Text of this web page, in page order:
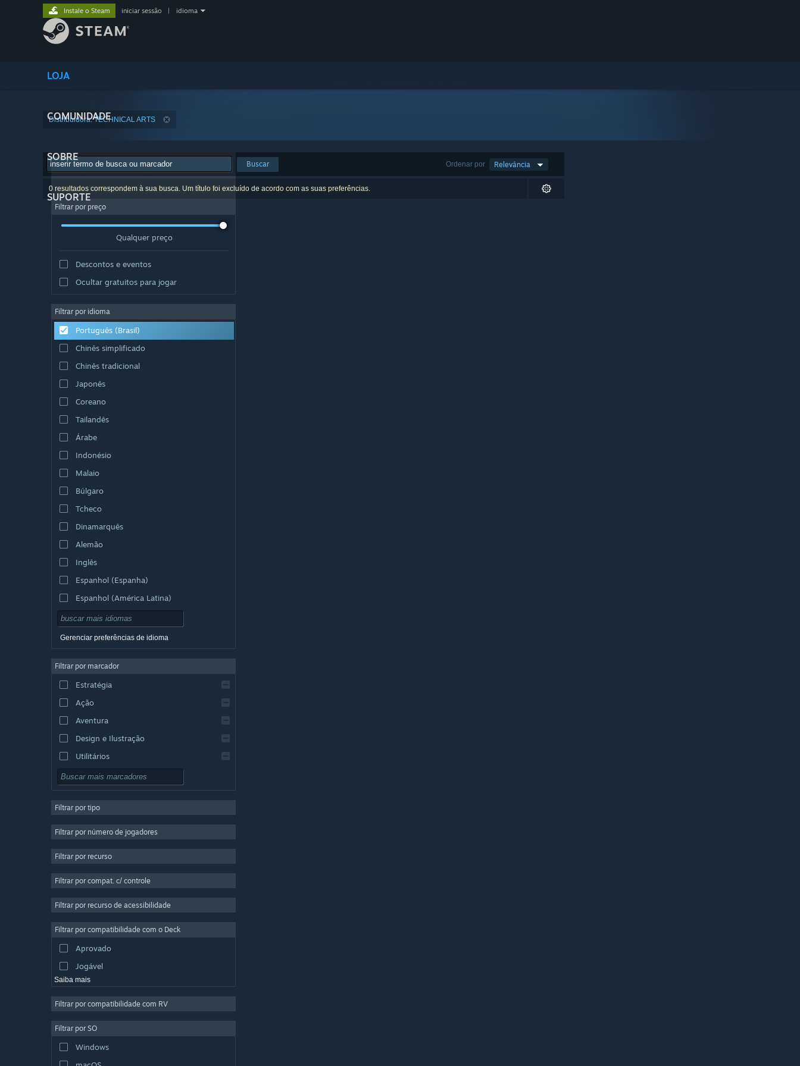
LOJA
COMUNIDADE
SOBRE
SUPORTE
Instale o Steam iniciar sessão idioma
Distribuidora: TECHNICAL ARTS
Ordenar por Relevância
Buscar
0 resultados correspondem à sua busca. Um título foi excluído de acordo com as suas preferências.
Filtrar por preço
Qualquer preço
Descontos e eventos
Ocultar gratuitos para jogar
Filtrar por idioma
Português (Brasil)
Chinês simplificado
Chinês tradicional
Japonês
Coreano
Tailandês
Árabe
Indonésio
Malaio
Búlgaro
Tcheco
Dinamarquês
Alemão
Inglês
Espanhol (Espanha)
Espanhol (América Latina)
Gerenciar preferências de idioma
Filtrar por marcador
Estratégia
Ação
Aventura
Design e Ilustração
Utilitários
Gratuito para Jogar
Multijogador Massivo
Casual
Simulação
Produção de Vídeo
Edição de Fotos
Filtrar por tipo
Filtrar por número de jogadores
Filtrar por recurso
Filtrar por compat. c/ controle
Filtrar por recurso de acessibilidade
Filtrar por compatibilidade com o Deck
Aprovado
Jogável
Saiba mais
Filtrar por compatibilidade com RV
Filtrar por SO
Windows